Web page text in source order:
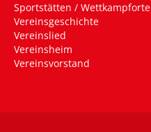
Sportstätten / Wettkampforte
Vereinsgeschichte
Vereinslied
Vereinsheim
Vereinsvorstand